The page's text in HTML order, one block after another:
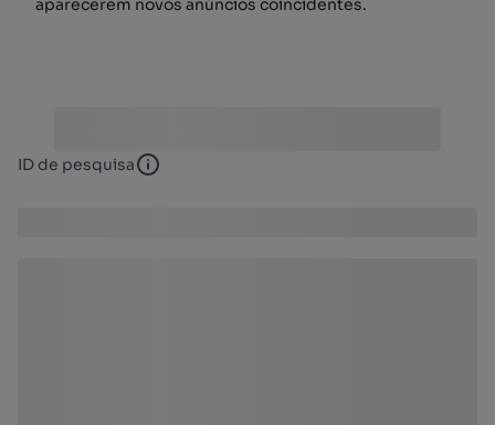
aparecerem novos anúncios coincidentes.
ID de pesquisa ID de pesquisa